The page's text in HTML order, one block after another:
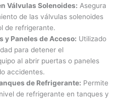
Válvulas Solenoides: Asegura
de las válvulas solenoides
de refrigerante.
y Paneles de Acceso: Utilizado
para detener el
al abrir puertas o paneles
accidentes.
de Refrigerante: Permite
de refrigerante en tanques y